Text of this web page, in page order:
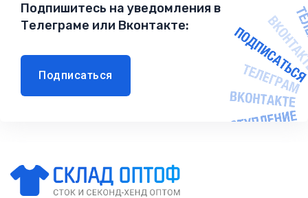
Подпишитесь на уведомления в
Телеграме или Вконтакте:
Подписаться